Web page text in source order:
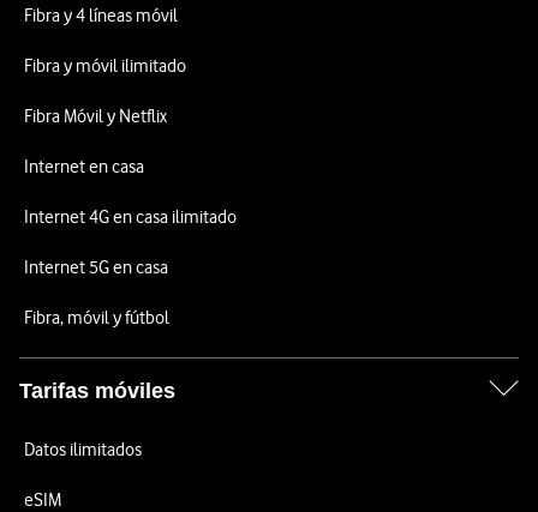
Fibra y 4 líneas móvil
Fibra y móvil ilimitado
Fibra Móvil y Netflix
Internet en casa
Internet 4G en casa ilimitado
Internet 5G en casa
Fibra, móvil y fútbol
Tarifas móviles
Datos ilimitados
eSIM